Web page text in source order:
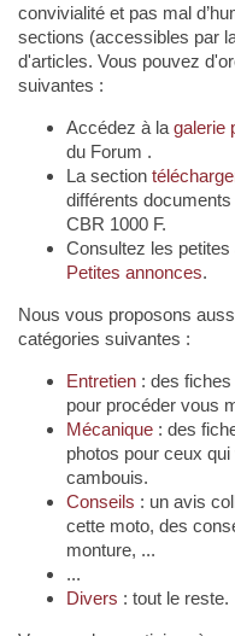
convivialité et pas mal
sections (accessibles par
d'articles. Vous pouvez
suivantes :
Accédez à la galerie
du Forum .
La section
différents
CBR 1000 F.
Consultez les
Petites annonces.
Nous vous proposons
catégories suivantes :
Entretien: des fiches
pour procéder vous
Mécanique: des
photos pour ceux
cambouis.
Conseils : un avis
cette moto, des
monture, ...
...
Divers : tout le reste.